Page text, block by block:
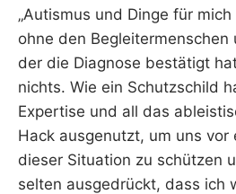
„Autismus und Dinge für mich
ohne den Begleitermenschen
der die Diagnose bestätigt
nichts. Wie ein Schutzschild
Expertise und all das
Hack ausgenutzt, um uns vor
dieser Situation zu schützen
selten ausgedrückt, dass ich